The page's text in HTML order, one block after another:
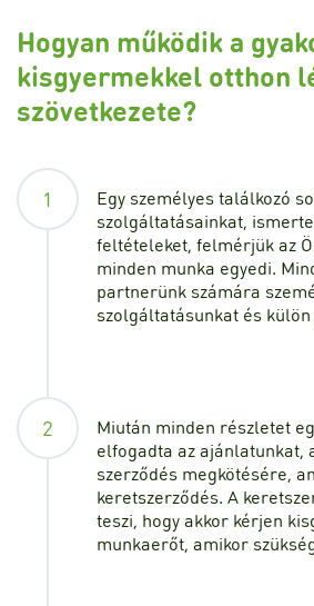
Hogyan működik a
kisgyermekkel otthon
szövetkezete?
1
Egy személyes találkozó
szolgáltatásainkat,
feltételeket, felmérjük az
minden munka egyedi.
partnerünk számára
szolgáltatásunkat és
2
Miután minden részletet
elfogadta az ajánlatunkat,
szerződés megkötésére,
keretszerződés. A
teszi, hogy akkor kérjen
munkaerőt, amikor